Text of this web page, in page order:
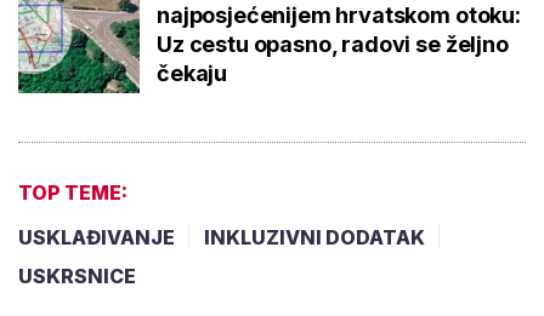
najposjećenijem hrvatskom otoku:
Uz cestu opasno, radovi se željno
čekaju
TOP TEME:
USKLAĐIVANJE
INKLUZIVNI DODATAK
USKRSNICE